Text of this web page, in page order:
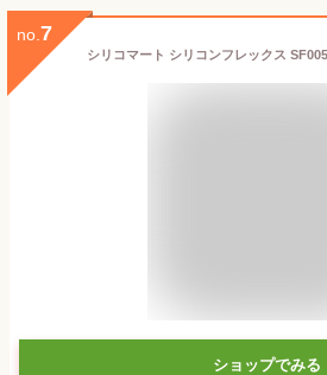
no. 7
ショップでみる